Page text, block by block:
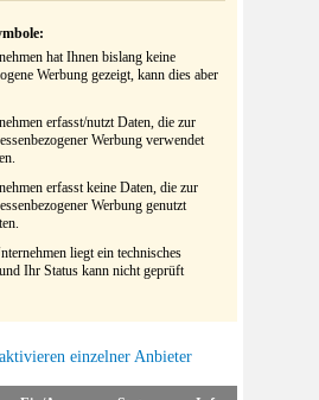
hat Ihnen bislang keine
Werbung gezeigt, kann dies aber
erfasst/nutzt Daten, die zur
Werbung verwendet
erfasst keine Daten, die zur
Werbung genutzt
liegt ein technisches
Ihr Status kann nicht geprüft